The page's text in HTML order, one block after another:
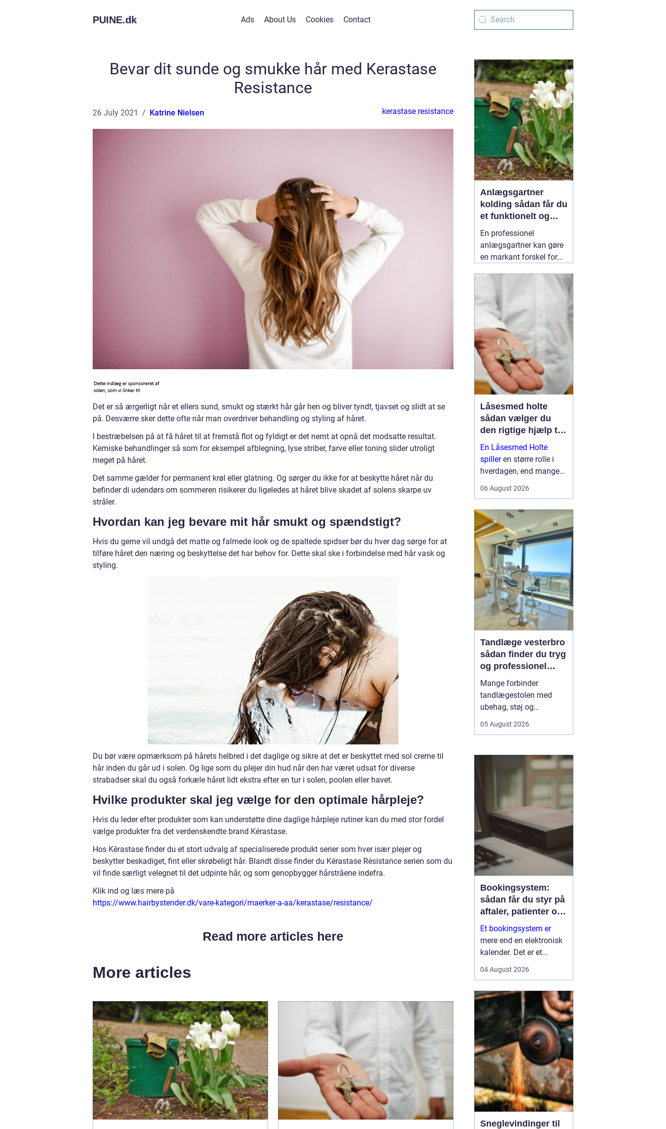
PUINE.dk Ads About Us Cookies Contact
Bevar dit sunde og smukke hår med Kerastase
Resistance
26 July 2021 Katrine Nielsen kerastase resistance
Det er så ærgerligt når et ellers sund, smukt og stærkt hår går hen og bliver tyndt, tjavset og slidt at se
på. Desværre sker dette ofte når man overdriver behandling og styling af håret.
I bestræbelsen på at få håret til at fremstå flot og fyldigt er det nemt at opnå det modsatte resultat.
Kemiske behandlinger så som for eksempel afblegning, lyse striber, farve eller toning slider utroligt
meget på håret.
Det samme gælder for permanent krøl eller glatning. Og sørger du ikke for at beskytte håret når du
befinder di udendørs om sommeren risikerer du ligeledes at håret blive skadet af solens skarpe uv
stråler.
Hvordan kan jeg bevare mit hår smukt og spændstigt?
Hvis du gerne vil undgå det matte og falmede look og de spaltede spidser bør du hver dag sørge for at
tilføre håret den næring og beskyttelse det har behov for. Dette skal ske i forbindelse med hår vask og
styling.
Du bør være opmærksom på hårets helbred i det daglige og sikre at det er beskyttet med sol creme til
hår inden du går ud i solen. Og lige som du plejer din hud når den har været udsat for diverse
strabadser skal du også forkæle håret lidt ekstra efter en tur i solen, poolen eller havet.
Hvilke produkter skal jeg vælge for den optimale hårpleje?
Hvis du leder efter produkter som kan understøtte dine daglige hårpleje rutiner kan du med stor fordel
vælge produkter fra det verdenskendte brand Kérastase.
Hos Kérastase finder du et stort udvalg af specialiserede produkt serier som hver især plejer og
beskytter beskadiget, fint eller skrøbeligt hår. Blandt disse finder du Kérastase Résistance serien som du
vil finde særligt velegnet til det udpinte hår, og som genopbygger hårstråene indefra.
Klik ind og læs mere på
https://www.hairbystender.dk/vare-kategori/maerker-a-aa/kerastase/resistance/
Read more articles here
More articles
Anlægsgartner
kolding sådan får du
et funktionelt og
indbydende uderum
En professionel
anlægsgartner kan gøre
en markant forskel for
funktion i haven. Mange
oplever, at det kan være
svært at få
udendørsarealer til at
fungere i hverdagen. Her
kan06 August 2026
Låsesmed holte
sådan vælger du
den rigtige hjælp til
sikkerhed i
hverdagen
En Låsesmed Holte
spilleren større rolle i
hverdagen, end mange
nøglen knækker i låsen,
der skal opgraderes til
mere moderne
sikkerhedsløsnin...
06 August 2026
Tandlæge vesterbro
sådan finder du tryg
og professionel
tandpleje
Mange forbinder
tandlægestolen med
ubehag, støj og
regelmæssige besøg
sundhed og livskvalitet.
du søger tandlæge
, handler det
derfor ikke kun om...
05 August 2026
Bookingsystem:
sådan får du styr på
aftaler, patienter og
tid
Et bookingsystem er
mere end en elektronisk
kalender. Det er et
klinikker, behandlere og
at få bedre overblik over
tid, ressourcer og
kontakt til patienter eller
kun...
04 August 2026
Sneglevindinger til